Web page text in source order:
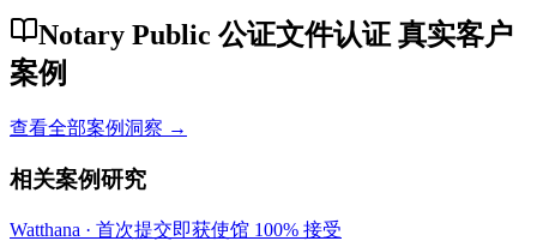
Notary Public 公证文件认证 真实客户
案例
查看全部案例洞察 →
相关案例研究
Watthana · 首次提交即获使馆 100% 接受